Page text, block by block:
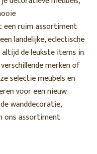
een ruim assortiment
landelijke, eclectische
de leukste items in
merken of
selectie meubels en
voor een nieuw
wanddecoratie,
ons assortiment.